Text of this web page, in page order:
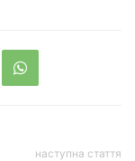
наступна стаття